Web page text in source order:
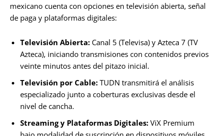
mexicano cuenta con opciones en televisión abierta, señal
de paga y plataformas digitales:
Televisión Abierta: Canal 5 (Televisa) y Azteca 7 (TV
Azteca), iniciando transmisiones con contenidos previos
veinte minutos antes del pitazo inicial.
Televisión por Cable: TUDN transmitirá el análisis
especializado junto a coberturas exclusivas desde el
nivel de cancha.
Streaming y Plataformas Digitales: ViX Premium